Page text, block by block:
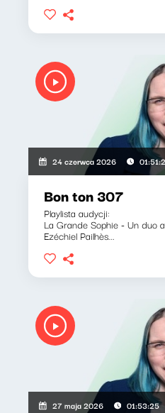
24 czerwca 2026
Bon ton 307
Playlista audycji:
La Grande Sophie - Un duo
Ezéchiel Pailhès...
27 maja 2026 01:53:25